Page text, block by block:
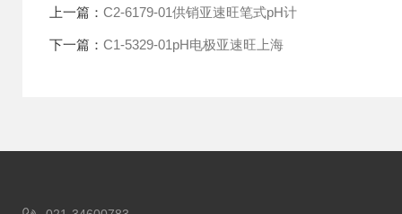
上一篇： C2-6179-01供销亚速旺笔式pH计
下一篇： C1-5329-01pH电极亚速旺上海